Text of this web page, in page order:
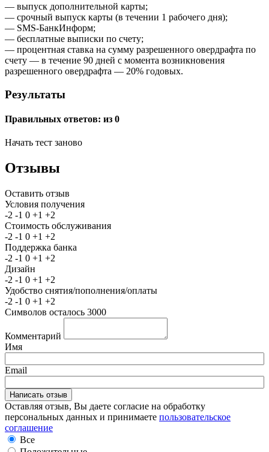
— выпуск дополнительной карты;
— срочный выпуск карты (в течении 1 рабочего дня);
— SMS-БанкИнформ;
— бесплатные выписки по счету;
— процентная ставка на сумму разрешенного овердрафта по
счету — в течение 90 дней с момента возникновения
разрешенного овердрафта — 20% годовых.
Результаты
Правильных ответов: из 0
Начать тест заново
Отзывы
Оставить отзыв
Условия получения
-2 -1 0 +1 +2
Стоимость обслуживания
-2 -1 0 +1 +2
Поддержка банка
-2 -1 0 +1 +2
Дизайн
-2 -1 0 +1 +2
Удобство снятия/пополнения/оплаты
-2 -1 0 +1 +2
Символов осталось 3000
Комментарий
Имя
Email
Оставляя отзыв, Вы даете согласие на обработку
персональных данных и принимаете пользовательское
соглашение
Все